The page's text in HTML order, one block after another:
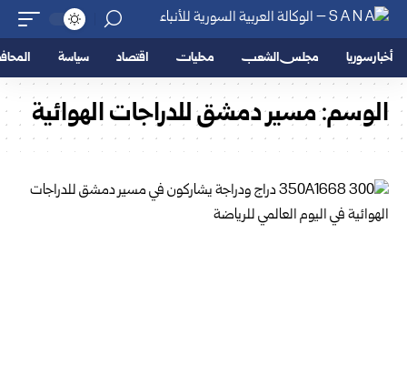
أخبار سوريا مجلس الشعب محليات اقتصاد سياسة
الوسم:مسير دمشق للدراجات الهوائية